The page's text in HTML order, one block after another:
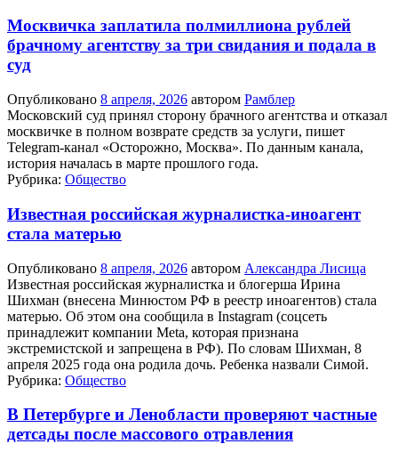
Москвичка заплатила полмиллиона рублей
брачному агентству за три свидания и подала в
суд
Опубликовано 8 апреля, 2026 автором Рамблер
Московский суд принял сторону брачного агентства и отказал
москвичке в полном возврате средств за услуги, пишет
Telegram-канал «Осторожно, Москва». По данным канала,
история началась в марте прошлого года.
Рубрика: Общество
Известная российская журналистка-иноагент
стала матерью
Опубликовано 8 апреля, 2026 автором Александра Лисица
Известная российская журналистка и блогерша Ирина
Шихман (внесена Минюстом РФ в реестр иноагентов) стала
матерью. Об этом она сообщила в Instagram (соцсеть
принадлежит компании Meta, которая признана
экстремистской и запрещена в РФ). По словам Шихман, 8
апреля 2025 года она родила дочь. Ребенка назвали Симой.
Рубрика: Общество
В Петербурге и Ленобласти проверяют частные
детсады после массового отравления